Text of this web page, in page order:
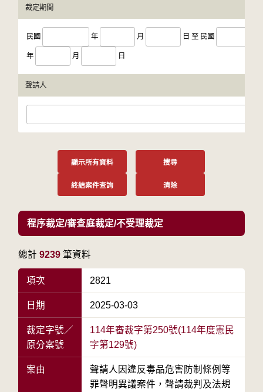
裁定期間
民國 年 月 日 至 民國
年 月 日
聲請人
顯示所有資料 搜尋
終結案件查詢 清除
程序裁定/審查庭裁定/不受理裁定
總計 9239 筆資料
項次 2821
日期 2025-03-03
裁定字號／
原分案號
114年審裁字第250號(114年度憲民
字第129號)
案由
聲請人因違反毒品危害防制條例等
罪聲明異議案件，聲請裁判及法規